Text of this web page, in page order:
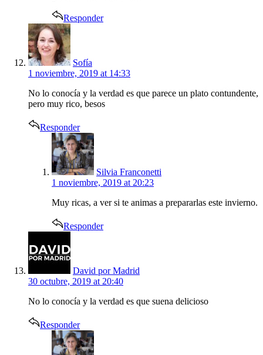
Responder
says:
Sofía
1 noviembre, 2019 at 14:33
No lo conocía y la verdad es que parece un plato contundente,
pero muy rico, besos
Responder
says:
Silvia Franconetti
1 noviembre, 2019 at 20:23
Muy ricas, a ver si te animas a prepararlas este invierno.
Responder
David por Madrid
30 octubre, 2019 at 20:40
No lo conocía y la verdad es que suena delicioso
Responder
says: